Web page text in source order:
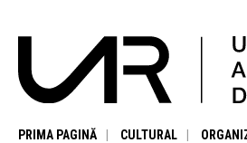
PRIMA PAGINĂ CULTURAL